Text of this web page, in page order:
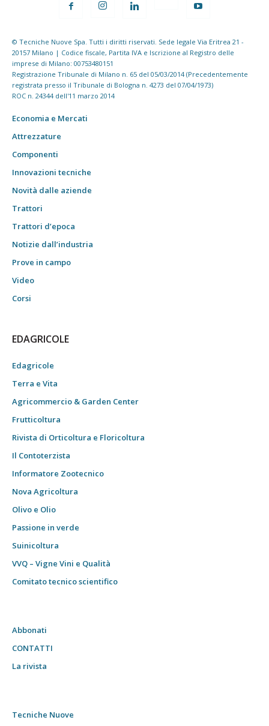
© Tecniche Nuove Spa. Tutti i diritti riservati. Sede legale Via Eritrea 21 -
20157 Milano | Codice fiscale, Partita IVA e Iscrizione al Registro delle
imprese di Milano: 00753480151
Registrazione Tribunale di Milano n. 65 del 05/03/2014 (Precedentemente
registrata presso il Tribunale di Bologna n. 4273 del 07/04/1973)
ROC n. 24344 dell'11 marzo 2014
Economia e Mercati
Attrezzature
Componenti
Innovazioni tecniche
Novità dalle aziende
Trattori
Trattori d’epoca
Notizie dall’industria
Prove in campo
Video
Corsi
EDAGRICOLE
Edagricole
Terra e Vita
Agricommercio & Garden Center
Frutticoltura
Rivista di Orticoltura e Floricoltura
Il Contoterzista
Informatore Zootecnico
Nova Agricoltura
Olivo e Olio
Passione in verde
Suinicoltura
VVQ – Vigne Vini e Qualità
Comitato tecnico scientifico
Abbonati
CONTATTI
La rivista
Tecniche Nuove